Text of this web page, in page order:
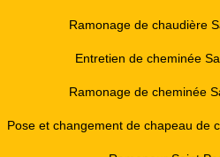
Ramonage de chaudière
Entretien de cheminée
Ramonage de cheminée
Pose et changement de chapeau de